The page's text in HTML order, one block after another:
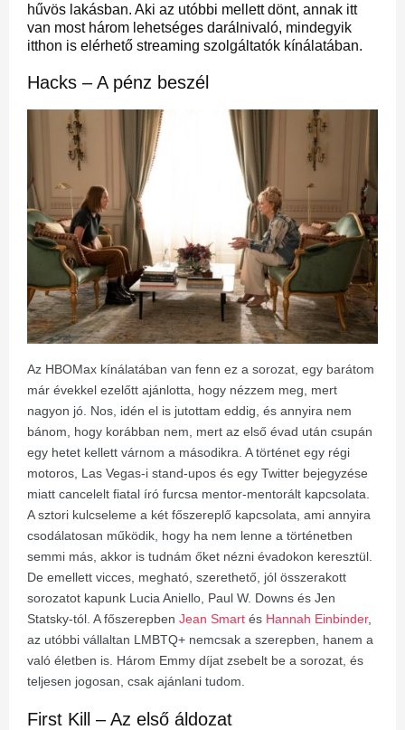
hűvös lakásban. Aki az utóbbi mellett dönt, annak itt
van most három lehetséges darálnivaló, mindegyik
itthon is elérhető streaming szolgáltatók kínálatában.
Hacks – A pénz beszél
Az HBOMax kínálatában van fenn ez a sorozat, egy barátom
már évekkel ezelőtt ajánlotta, hogy nézzem meg, mert
nagyon jó. Nos, idén el is jutottam eddig, és annyira nem
bánom, hogy korábban nem, mert az első évad után csupán
egy hetet kellett várnom a másodikra. A történet egy régi
motoros, Las Vegas-i stand-upos és egy Twitter bejegyzése
miatt cancelelt fiatal író furcsa mentor-mentorált kapcsolata.
A sztori kulcseleme a két főszereplő kapcsolata, ami annyira
csodálatosan működik, hogy ha nem lenne a történetben
semmi más, akkor is tudnám őket nézni évadokon keresztül.
De emellett vicces, megható, szerethető, jól összerakott
sorozatot kapunk Lucia Aniello, Paul W. Downs és Jen
Statsky-tól. A főszerepben Jean Smart és Hannah Einbinder,
az utóbbi vállaltan LMBTQ+ nemcsak a szerepben, hanem a
való életben is. Három Emmy díjat zsebelt be a sorozat, és
teljesen jogosan, csak ajánlani tudom.
First Kill – Az első áldozat